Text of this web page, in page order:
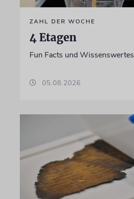
ZAHL DER WOCHE
4 Etagen
Fun Facts und Wissenswertes
05.08.2026